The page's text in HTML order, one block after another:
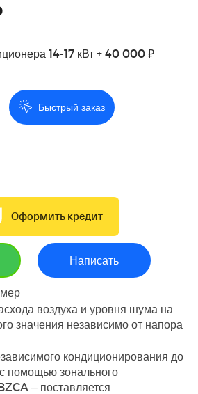
14-17 кВт + 40 000 ₽
Быстрый заказ
Оформить кредит
Написать
воздуха и уровня шума на
значения независимо от напора
кондиционирования до
помощью зонального
– поставляется